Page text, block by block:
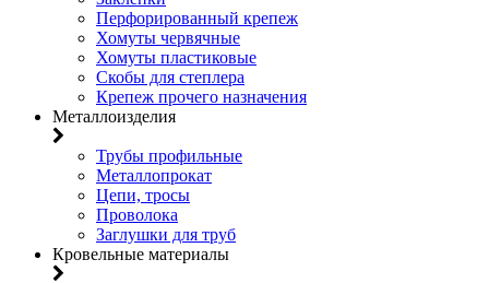
Перфорированный крепеж
Хомуты червячные
Хомуты пластиковые
Скобы для степлера
Крепеж прочего назначения
Металлоизделия
Трубы профильные
Металлопрокат
Цепи, тросы
Проволока
Заглушки для труб
Кровельные материалы